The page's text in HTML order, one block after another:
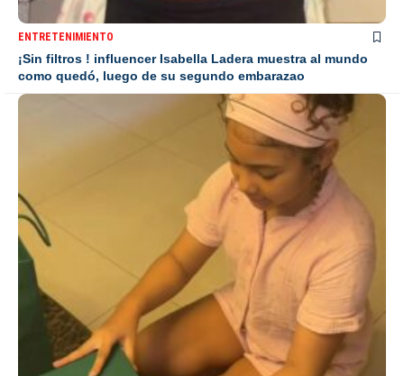
ENTRETENIMIENTO
¡Sin filtros ! influencer Isabella Ladera muestra al mundo
como quedó, luego de su segundo embarazao